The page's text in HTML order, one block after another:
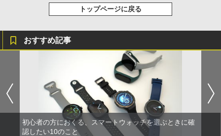
トップページに戻る
おすすめ記事
初心者の方におくる、スマートウォッチを選ぶときに確
認したい10のこと